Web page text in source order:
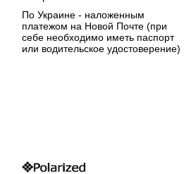
По Украине - наложенным
платежом на Новой Почте (при
себе необходимо иметь паспорт
или водительское удостоверение)